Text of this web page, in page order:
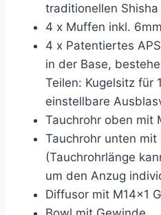
traditionellen
4 x Muffen inkl.
4 x Patentiertes
in der Base,
Teilen: Kugelsitz für
einstellbare
Tauchrohr oben mit
Tauchrohr unten mit
(Tauchrohrlänge
um den Anzug
Diffusor mit M14x1